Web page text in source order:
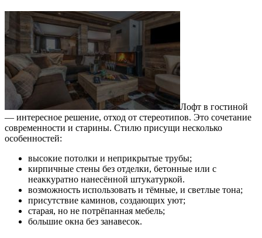
Лофт в гостиной
— интересное решение, отход от стереотипов. Это сочетание
современности и старины. Стилю присущи несколько
особенностей:
высокие потолки и неприкрытые трубы;
кирпичные стены без отделки, бетонные или с
неаккуратно нанесённой штукатуркой.
возможность использовать и тёмные, и светлые тона;
присутствие каминов, создающих уют;
старая, но не потрёпанная мебель;
большие окна без занавесок.